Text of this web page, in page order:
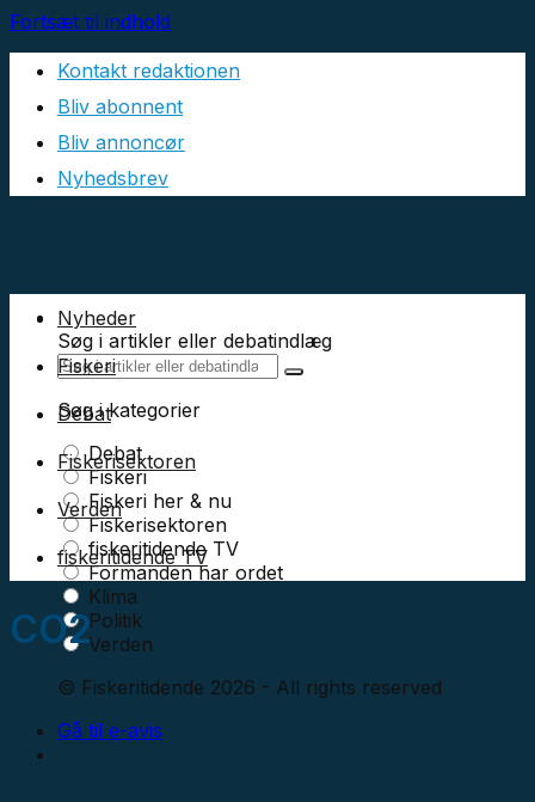
Fortsæt til indhold
Kontakt redaktionen
Bliv abonnent
Bliv annoncør
Nyhedsbrev
Søg i artikler eller debatindlæg
Søg i kategorier
Debat
Fiskeri
Fiskeri her & nu
Fiskerisektoren
fiskeritidende TV
Formanden har ordet
Klima
Politik
Verden
© Fiskeritidende 2026 - All rights reserved
Gå til e-avis
Nyheder
Fiskeri
Debat
Fiskerisektoren
Verden
fiskeritidende TV
CO2